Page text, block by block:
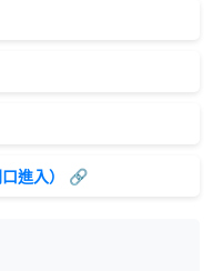
進入） 🔗